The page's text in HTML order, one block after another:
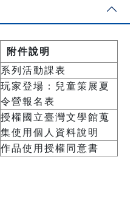
附件說明
系列活動課表
玩家登場：兒童策展夏
令營報名表
授權國立臺灣文學館蒐
集使用個人資料說明
作品使用授權同意書